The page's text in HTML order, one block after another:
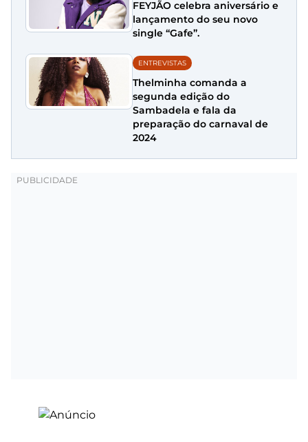
FEYJÃO celebra aniversário e
lançamento do seu novo
single “Gafe”.
ENTREVISTAS
Thelminha comanda a
segunda edição do
Sambadela e fala da
preparação do carnaval de
2024